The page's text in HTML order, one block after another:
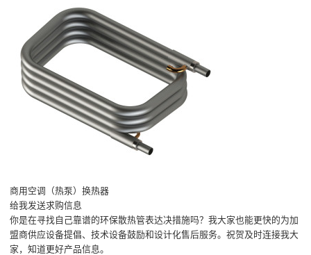
商用空调（热泵）换热器
给我发送求购信息
你是在寻找自己靠谱的环保散热管表达决措施吗？我大家也能更快的为加
盟商供应设备提倡、技术设备鼓励和设计化售后服务。祝贺及时连接我大
家，知道更好产品信息。